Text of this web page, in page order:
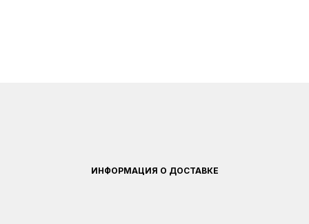
ИНФОРМАЦИЯ О ДОСТАВКЕ